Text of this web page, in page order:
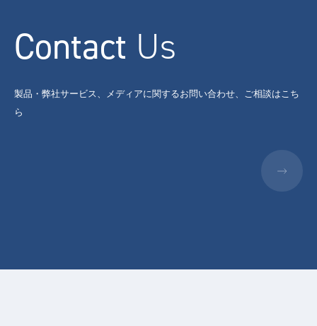
Contact Us
製品・弊社サービス、メディアに関するお問い合わせ、ご相談はこち
ら